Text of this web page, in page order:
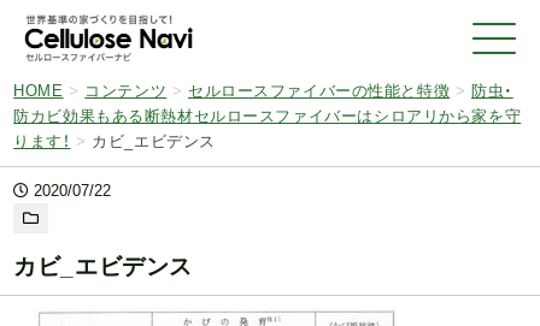
HOME > コンテンツ > セルロースファイバーの性能と特徴 > 防虫・
防カビ効果もある断熱材セルロースファイバーはシロアリから家を守
ります！ > カビ_エビデンス
2020/07/22
カビ_エビデンス